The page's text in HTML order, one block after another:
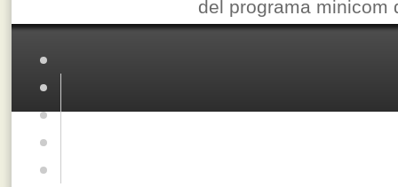
del programa minicom